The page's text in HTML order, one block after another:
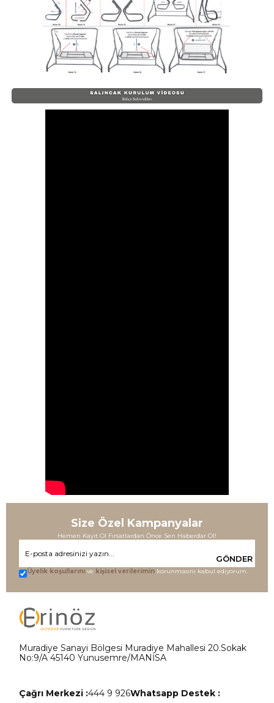
Size Özel Kampanyalar
Hemen Kayıt Ol Fırsatlardan Önce Sen Haberdar Ol!
GÖNDER
Üyelik koşullarını ve kişisel verilerimin korunmasını kabul ediyorum.
Muradiye Sanayi Bölgesi Muradiye Mahallesi 20.Sokak
No:9/A 45140 Yunusemre/MANİSA
Çağrı Merkezi :444 9 926Whatsapp Destek :